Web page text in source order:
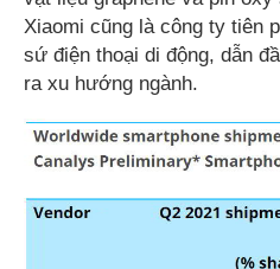
Xiaomi cũng là công ty tiên
sứ điện thoại di động, dẫn
ra xu hướng ngành.